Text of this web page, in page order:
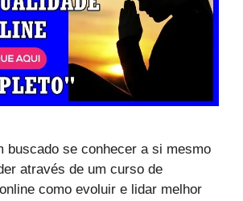
buscado se conhecer a si mesmo
através de um curso de
como evoluir e lidar melhor